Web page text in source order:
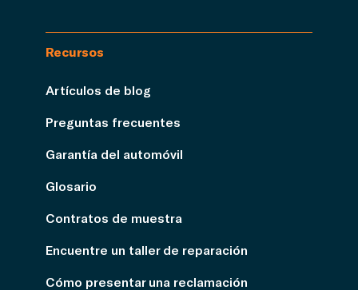
Recursos
Artículos de blog
Preguntas frecuentes
Garantía del automóvil
Glosario
Contratos de muestra
Encuentre un taller de reparación
Cómo presentar una reclamación